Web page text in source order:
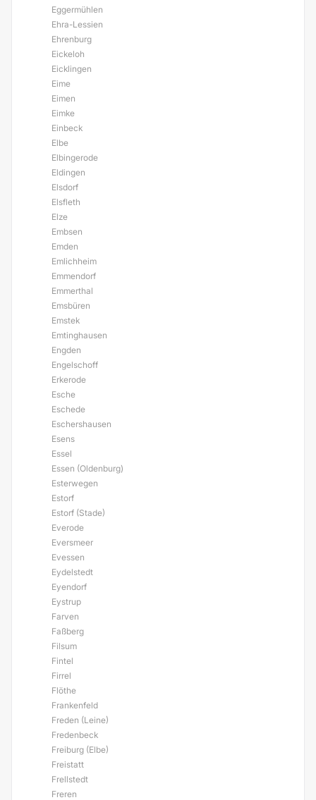
Eggermühlen
Ehra-Lessien
Ehrenburg
Eickeloh
Eicklingen
Eime
Eimen
Eimke
Einbeck
Elbe
Elbingerode
Eldingen
Elsdorf
Elsfleth
Elze
Embsen
Emden
Emlichheim
Emmendorf
Emmerthal
Emsbüren
Emstek
Emtinghausen
Engden
Engelschoff
Erkerode
Esche
Eschede
Eschershausen
Esens
Essel
Essen (Oldenburg)
Esterwegen
Estorf
Estorf (Stade)
Everode
Eversmeer
Evessen
Eydelstedt
Eyendorf
Eystrup
Farven
Faßberg
Filsum
Fintel
Firrel
Flöthe
Frankenfeld
Freden (Leine)
Fredenbeck
Freiburg (Elbe)
Freistatt
Frellstedt
Freren